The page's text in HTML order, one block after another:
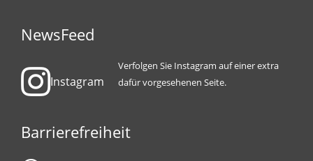
NewsFeed
Instagram
Verfolgen Sie Instagram auf einer extra
dafür vorgesehenen Seite.
Barrierefreiheit